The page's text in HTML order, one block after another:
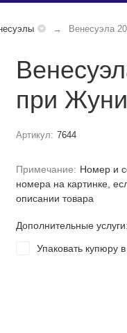
Венесуэла
при
Артикул: 7644
Примечание: Номер и
номера на картинке,
описании товара
Дополнительные услуги:
Упаковать купюру